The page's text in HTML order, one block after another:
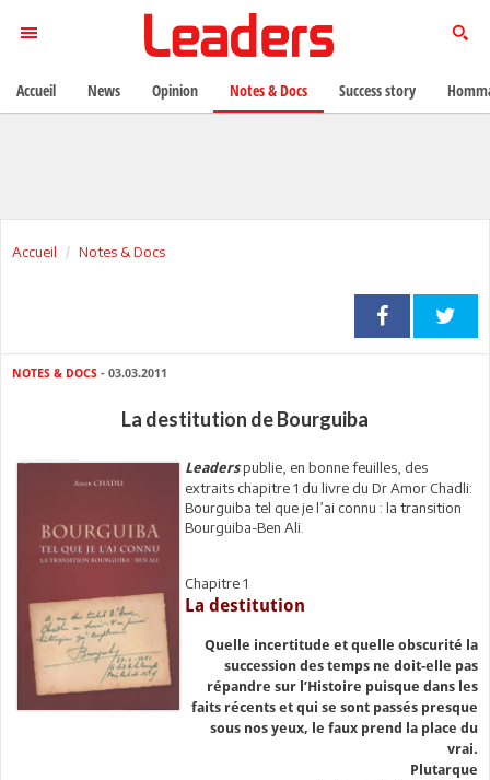
Accueil Notes & Docs
NOTES & DOCS - 03.03.2011
La destitution de Bourguiba
Leaderspublie, en bonne feuilles, des
extraits chapitre 1 du livre du Dr Amor Chadli:
Bourguiba tel que je l’ai connu : la transition
Bourguiba-Ben Ali.
Chapitre 1
La destitution
Quelle incertitude et quelle obscurité la
succession des temps ne doit-elle pas
répandre sur l’Histoire puisque dans les
faits récents et qui se sont passés presque
sous nos yeux, le faux prend la place du
vrai.
Plutarque
Accueil News Opinion Notes & Docs Success story